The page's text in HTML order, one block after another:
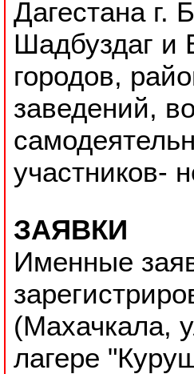
Дагестана г.
Шадбуздаг и
городов,
заведений,
участников-
ЗАЯВКИ
Именные
(Махачкала,
лагере